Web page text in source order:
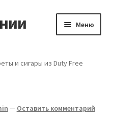
Меню
и сигары из Duty Free
— Оставить комментарий